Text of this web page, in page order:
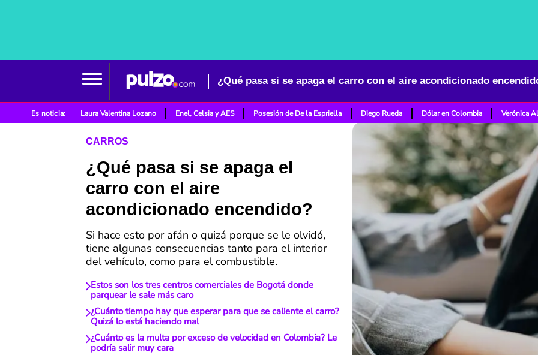
¿Qué pasa si se apaga el carro con el aire acondicionado
Es noticia: Laura Valentina Lozano Enel, Celsia y AES Posesión de De la Espriella Diego Rueda Dólar en Colombia Verónica
CARROS
¿Qué pasa si se apaga el
carro con el aire
acondicionado encendido?
Si hace esto por afán o quizá porque se le olvidó,
tiene algunas consecuencias tanto para el interior
del vehículo, como para el combustible.
Estos son los tres centros comerciales de Bogotá donde
parquear le sale más caro
¿Cuánto tiempo hay que esperar para que se caliente el carro?
Quizá lo está haciendo mal
¿Cuánto es la multa por exceso de velocidad en Colombia? Le
podría salir muy cara